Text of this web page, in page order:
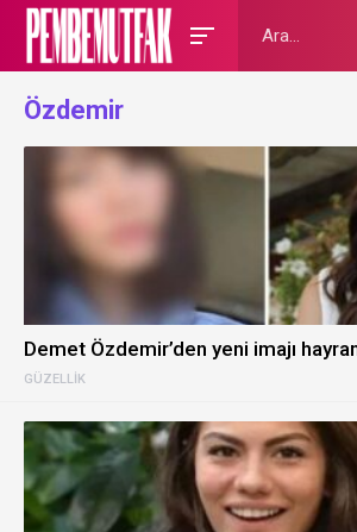
Özdemir
GÜZELLIK
Demet Özdemir’den yeni imajı